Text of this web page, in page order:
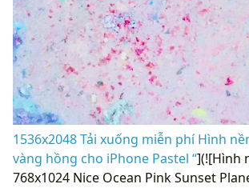
1536x2048 Tải xuống miễn phí Hình
vàng hồng cho iPhone Pastel “](![Hình
768x1024 Nice Ocean Pink Sunset